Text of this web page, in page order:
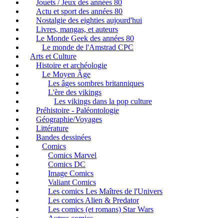
Jouets / Jeux des années 80
Actu et sport des années 80
Nostalgie des eighties aujourd'hui
Livres, mangas, et auteurs
Le Monde Geek des années 80
Le monde de l'Amstrad CPC
Arts et Culture
Histoire et archéologie
Le Moyen Âge
Les âges sombres britanniques
L'ère des vikings
Les vikings dans la pop culture
Préhistoire - Paléontologie
Géographie/Voyages
Littérature
Bandes dessinées
Comics
Comics Marvel
Comics DC
Image Comics
Valiant Comics
Les comics Les Maîtres de l'Univers
Les comics Alien & Predator
Les comics (et romans) Star Wars